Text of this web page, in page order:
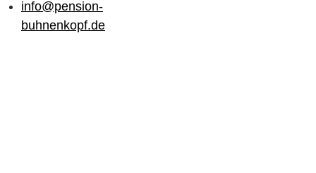
info@pension-
buhnenkopf.de